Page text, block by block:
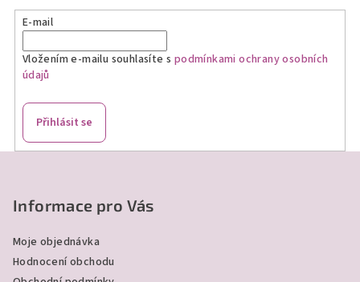
E-mail
Vložením e-mailu souhlasíte s podmínkami ochrany osobních
údajů
Přihlásit se
Informace pro Vás
Moje objednávka
Hodnocení obchodu